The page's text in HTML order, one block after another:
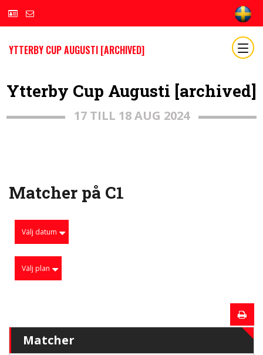
YTTERBY CUP AUGUSTI [ARCHIVED]
Ytterby Cup Augusti [archived]
17 TILL 18 AUG 2024
Matcher på C1
Välj datum
Välj plan
Matcher